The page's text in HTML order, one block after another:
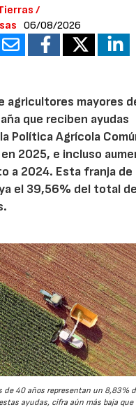
/
06/08/2026
agricultores mayores
que reciben ayudas
Política Agrícola
2025, e incluso
a 2024. Esta franja de
el 39,56% del total de
de 40 años representan un 8,83%
ayudas, cifra aún más baja que